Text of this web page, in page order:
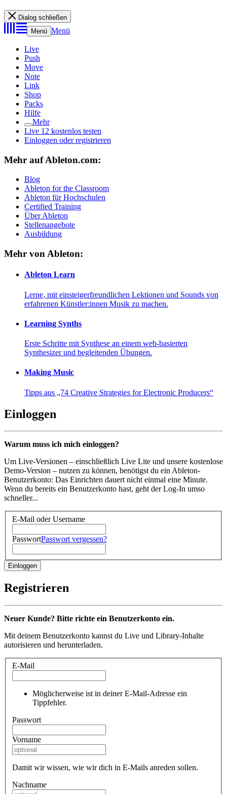
Dialog schließen
Menü Menü
Live
Push
Move
Note
Link
Shop
Packs
Hilfe
Mehr
Live 12 kostenlos testen
Einloggen oder registrieren
Mehr auf Ableton.com:
Blog
Ableton for the Classroom
Ableton für Hochschulen
Certified Training
Über Ableton
Stellenangebote
Ausbildung
Mehr von Ableton:
Ableton Learn
Lerne, mit einsteigerfreundlichen Lektionen und Sounds von
erfahrenen Künstler:innen Musik zu machen.
Learning Synths
Erste Schritte mit Synthese an einem web-basierten
Synthesizer und begleitenden Übungen.
Making Music
Tipps aus „74 Creative Strategies for Electronic Producers“
Einloggen
Warum muss ich mich einloggen?
Um Live-Versionen – einschließlich Live Lite und unsere kostenlose
Demo-Version – nutzen zu können, benötigst du ein Ableton-
Benutzerkonto: Das Einrichten dauert nicht einmal eine Minute.
Wenn du bereits ein Benutzerkonto hast, geht der Log-In umso
schneller...
E-Mail oder Username
PasswortPasswort vergessen?
Registrieren
Neuer Kunde? Bitte richte ein Benutzerkonto ein.
Mit deinem Benutzerkonto kannst du Live und Library-Inhalte
autorisieren und herunterladen.
E-Mail
Möglicherweise ist in deiner E-Mail-Adresse ein
Tippfehler.
Passwort
Vorname
Damit wir wissen, wie wir dich in E-Mails anreden sollen.
Nachname